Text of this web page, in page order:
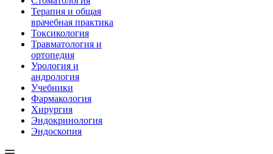
Терапия и общая
врачебная практика
Токсикология
Травматология и
ортопедия
Урология и
андрология
Учебники
Фармакология
Хирургия
Эндокринология
Эндоскопия